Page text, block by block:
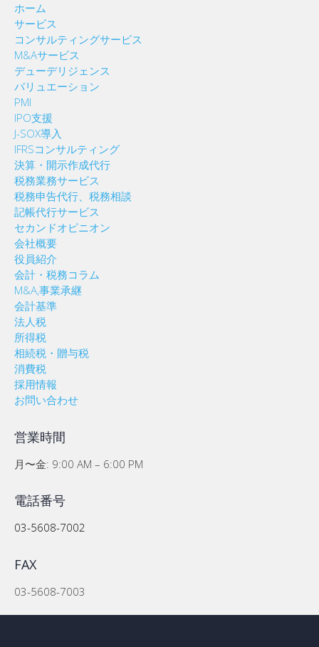
ホーム
サービス
コンサルティングサービス
M&Aサービス
デューデリジェンス
バリュエーション
PMI
IPO支援
J-SOX導入
IFRSコンサルティング
決算・開示作成代行
税務業務サービス
税務申告代行、税務相談
記帳代行サービス
セカンドオピニオン
会社概要
役員紹介
会計・税務コラム
M&A,事業承継
会計基準
法人税
所得税
相続税・贈与税
消費税
採用情報
お問い合わせ
営業時間
月〜金: 9:00 AM – 6:00 PM
電話番号
03-5608-7002
FAX
03-5608-7003